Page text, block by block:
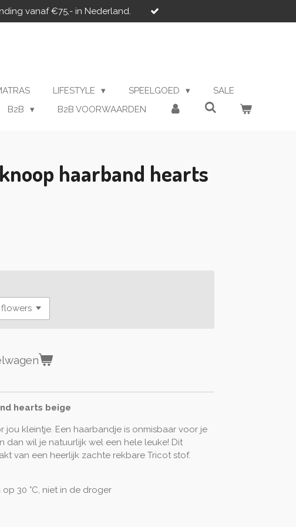
vanaf €75,- in Nederland.
LIFESTYLE SPEELGOED
SALE
B2B B2B VOORWAARDEN
haarband hearts
hearts beige
jou kleintje. Een haarbandje is onmisbaar voor je
dan wil je natuurlijk wel een hele leuke! Dit
van een heerlijk zachte rekbare Tricot stof.
op 30 °C, niet in de droger